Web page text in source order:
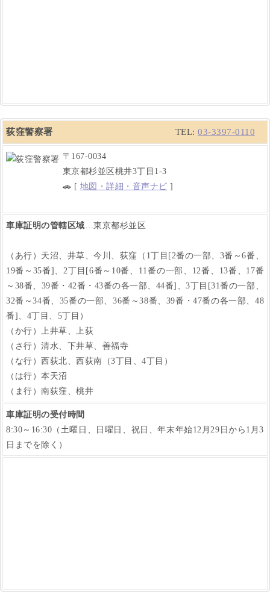
荻窪警察署 TEL: 03-3397-0110
〒167-0034
東京都杉並区桃井3丁目1-3
🚗 [ 地図・詳細・音声ナビ ]
車庫証明の管轄区域…東京都杉並区
（あ行）天沼、井草、今川、荻窪（1丁目[2番の一部、3番～6番、
19番～35番]、2丁目[6番～10番、11番の一部、12番、13番、17番
～38番、39番・42番・43番の各一部、44番]、3丁目[31番の一部、
32番～34番、35番の一部、36番～38番、39番・47番の各一部、48
番]、4丁目、5丁目）
（か行）上井草、上荻
（さ行）清水、下井草、善福寺
（な行）西荻北、西荻南（3丁目、4丁目）
（は行）本天沼
（ま行）南荻窪、桃井
車庫証明の受付時間
8:30～16:30（土曜日、日曜日、祝日、年末年始12月29日から1月3
日までを除く）